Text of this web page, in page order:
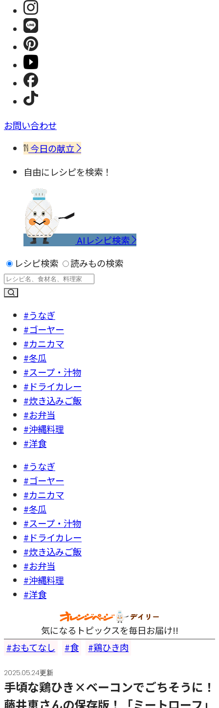
お問い合わせ
今日の献立
自由にレシピを検索！
AIレシピ検索
レシピ検索
読みもの検索
#うなぎ
#ゴーヤー
#カニカマ
#冬瓜
#スープ・汁物
#ドライカレー
#炊き込みご飯
#お弁当
#沖縄料理
#洋食
#うなぎ
#ゴーヤー
#カニカマ
#冬瓜
#スープ・汁物
#ドライカレー
#炊き込みご飯
#お弁当
#沖縄料理
#洋食
気になるトピックスを毎日お届け!!
おもてなし
食 鶏ひき肉
2025.05.24更新
手頃な鶏ひき×ベーコンでごちそうに！
藤井恵さんの保存版！「ミートローフ」